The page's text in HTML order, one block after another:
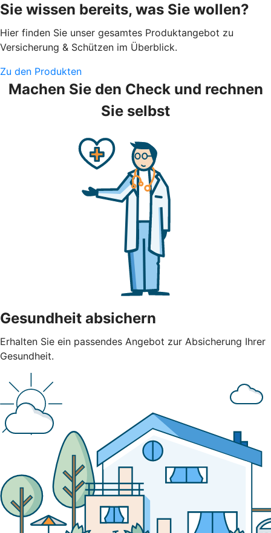
Sie wissen bereits, was Sie wollen?
Hier finden Sie unser gesamtes Produktangebot zu
Versicherung & Schützen im Überblick.
Zu den Produkten
Machen Sie den Check und rechnen
Sie selbst
Gesundheit absichern
Erhalten Sie ein passendes Angebot zur Absicherung Ihrer
Gesundheit.